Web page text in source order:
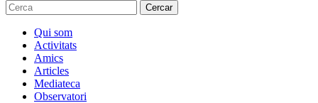
Cercar
Qui som
Activitats
Amics
Articles
Mediateca
Observatori